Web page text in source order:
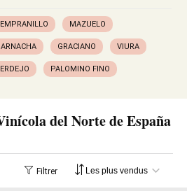
MAZUELO
GRACIANO VIURA
PALOMINO FINO
del Norte de España
Filtrer